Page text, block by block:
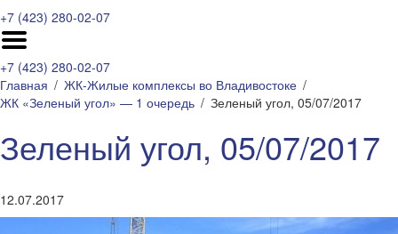
+7 (423) 280-02-07
+7 (423) 280-02-07
Главная
ЖК-Жилые комплексы во Владивостоке
ЖК «Зеленый угол» — 1 очередь
Зеленый угол, 05/07/2017
Зеленый угол, 05/07/2017
12.07.2017